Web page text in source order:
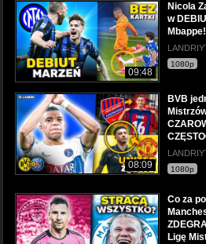
09:48
Nicola
w
1080p
08:09
BVB
1080p
Co za
Ligę